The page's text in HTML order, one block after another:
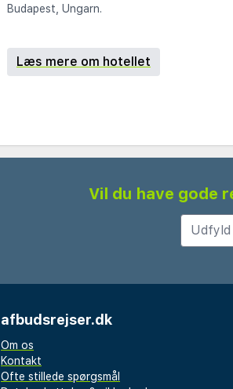
Budapest, Ungarn.
Læs mere om hotellet
Vil du have gode
afbudsrejser.dk
Om os
Kontakt
Ofte stillede spørgsmål